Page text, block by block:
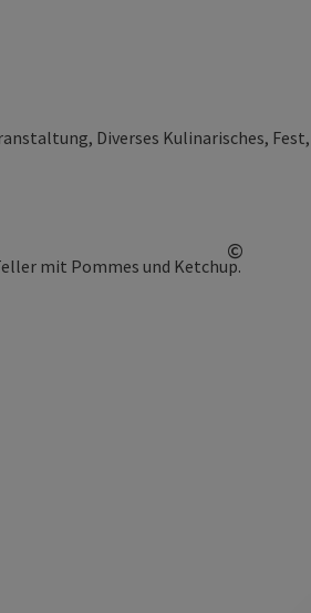
Diverses Kulinarisches,
©